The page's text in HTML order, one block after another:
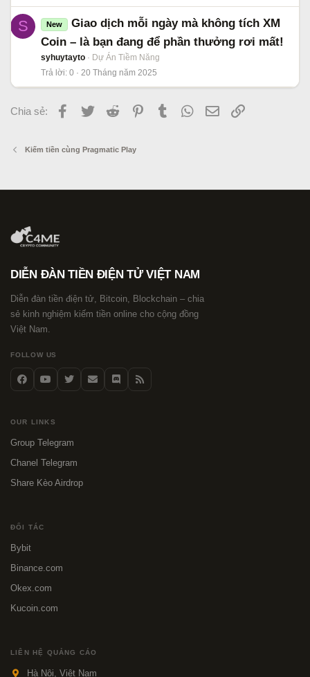
S New
Giao dịch mỗi ngày mà không tích XM
Coin – là bạn đang để phần thưởng rơi mất!
syhuytayto
Dự Án Tiềm Năng
Trả lời 0 20 Tháng năm 2025
Chia sẻ: Facebook
Twitter Reddit PinterestTumblr WhatsApp
Email
Kiếm tiền cùng Pragmatic Play
DIỄN ĐÀN TIỀN ĐIỆN TỬ VIỆT NAM
Diễn đàn tiền điện tử, Bitcoin, Blockchain – chia
sẻ kinh nghiệm kiếm tiền online cho cộng đồng
Việt Nam.
FOLLOW US
OUR LINKS
Group Telegram
Chanel Telegram
Share Kèo Airdrop
ĐỐI TÁC
Bybit
Binance.com
Okex.com
Kucoin.com
LIÊN HỆ QUẢNG CÁO
Hà Nội, Việt Nam